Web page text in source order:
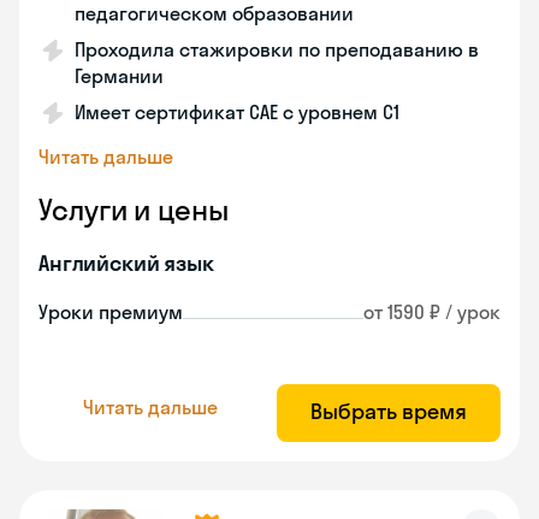
педагогическом образовании
Проходила стажировки по преподаванию в
Германии
Имеет сертификат САЕ с уровнем С1
Читать дальше
Услуги и цены
Английский язык
Уроки премиум от 1590 ₽ / урок
Читать дальше Выбрать время